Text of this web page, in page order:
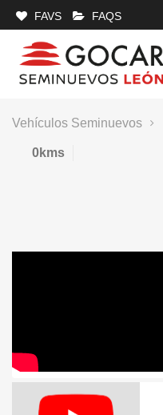
FAVS FAQS
Vehículos Seminuevos
0kms